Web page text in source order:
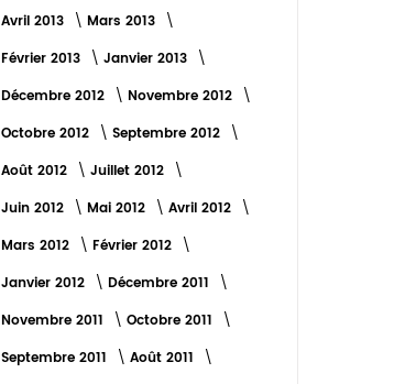
Avril 2013
Mars 2013
Février 2013
Janvier 2013
Décembre 2012
Novembre 2012
Octobre 2012
Septembre 2012
Août 2012
Juillet 2012
Juin 2012
Mai 2012
Avril 2012
Mars 2012
Février 2012
Janvier 2012
Décembre 2011
Novembre 2011
Octobre 2011
Septembre 2011
Août 2011